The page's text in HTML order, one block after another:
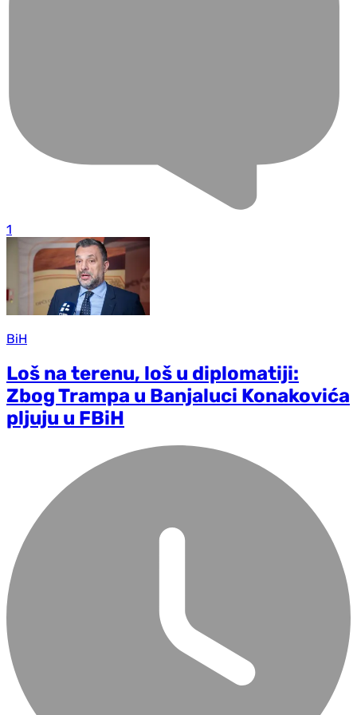
1
BiH
Loš na terenu, loš u diplomatiji:
Zbog Trampa u Banjaluci Konakovića
pljuju u FBiH